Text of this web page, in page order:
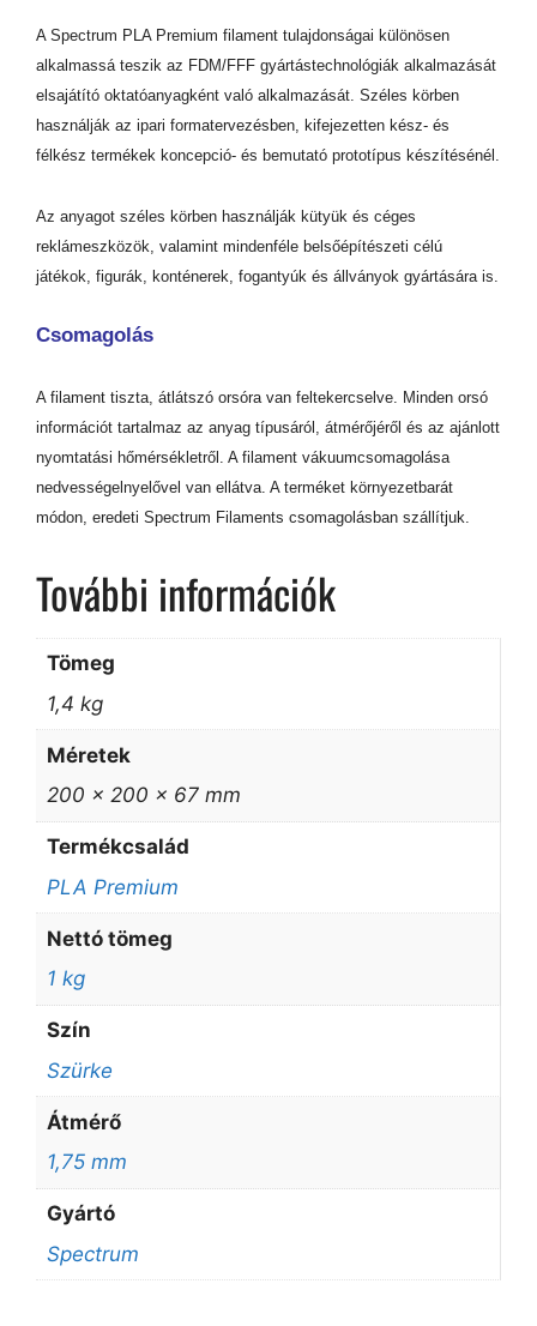
A Spectrum PLA Premium filament tulajdonságai különösen
alkalmassá teszik az FDM/FFF gyártástechnológiák alkalmazását
elsajátító oktatóanyagként való alkalmazását. Széles körben
használják az ipari formatervezésben, kifejezetten kész- és
félkész termékek koncepció- és bemutató prototípus készítésénél.
Az anyagot széles körben használják kütyük és céges
reklámeszközök, valamint mindenféle belsőépítészeti célú
játékok, figurák, konténerek, fogantyúk és állványok gyártására is.
Csomagolás
A filament tiszta, átlátszó orsóra van feltekercselve. Minden orsó
információt tartalmaz az anyag típusáról, átmérőjéről és az ajánlott
nyomtatási hőmérsékletről. A filament vákuumcsomagolása
nedvességelnyelővel van ellátva. A terméket környezetbarát
módon, eredeti Spectrum Filaments csomagolásban szállítjuk.
További információk
Tömeg
1,4 kg
Méretek
200 × 200 × 67 mm
Termékcsalád
PLA Premium
Nettó tömeg
1 kg
Szín
Szürke
Átmérő
1,75 mm
Gyártó
Spectrum